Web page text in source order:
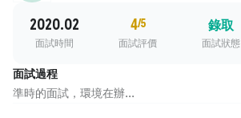
2020.02
面試時間
4/5
面試評價
錄取
面試狀態
面試過程
準時的面試，環境在辦...